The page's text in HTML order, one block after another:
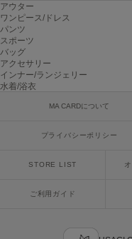
Reebok
リーボック
sanrio house
セサミストリートマーケット
アウター
ワンピース/ドレス
パンツ
スポーツ
バッグ
アクセサリー
インナー/ランジェリー
水着/浴衣
MA CARDについて
プライバシーポリシー
STORE LIST
ご利用ガイド